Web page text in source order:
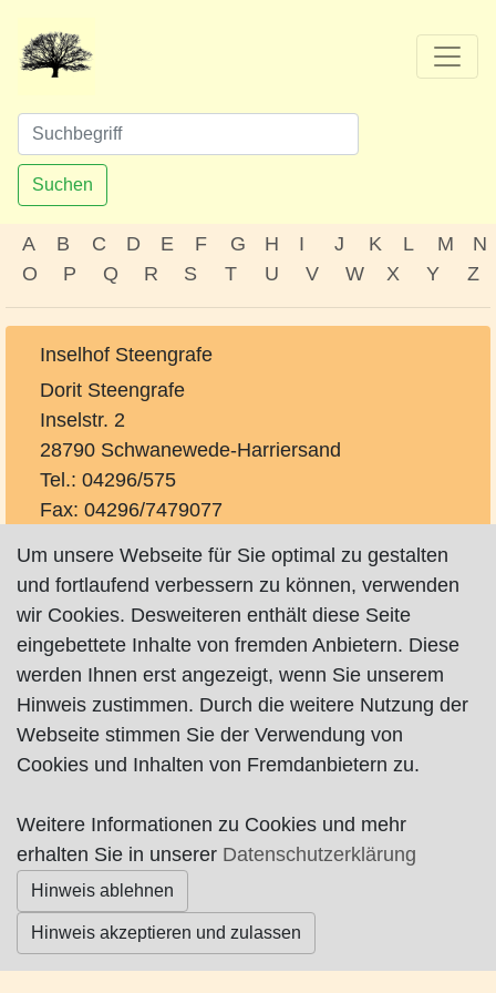
Suchen
A B C D E F G H I J K L M
N
O
P Q R S T U V W X Y Z
Inselhof Steengrafe
Dorit Steengrafe
Inselstr. 2
28790 Schwanewede-Harriersand
Tel.: 04296/575
Fax: 04296/7479077
http://www.inselhof-steengrafe.de
Impressum|Datenschutz| AGB
© Worpswede24 2015-2026
Um unsere Webseite für Sie optimal zu gestalten
und fortlaufend verbessern zu können, verwenden
wir Cookies. Desweiteren enthält diese Seite
eingebettete Inhalte von fremden Anbietern. Diese
werden Ihnen erst angezeigt, wenn Sie unserem
Hinweis zustimmen. Durch die weitere Nutzung der
Webseite stimmen Sie der Verwendung von
Cookies und Inhalten von Fremdanbietern zu.
Weitere Informationen zu Cookies und mehr
erhalten Sie in unserer Datenschutzerklärung
Hinweis ablehnen
Hinweis akzeptieren und zulassen